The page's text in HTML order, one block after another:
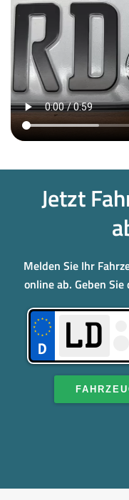
Jetzt
Melden Sie Ihr
online ab. Geben